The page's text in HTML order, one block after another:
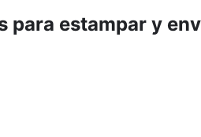
para estampar y